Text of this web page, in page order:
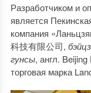
Разработчиком и
является
компания
科技有限公司,
гунсы, англ.
торговая марка